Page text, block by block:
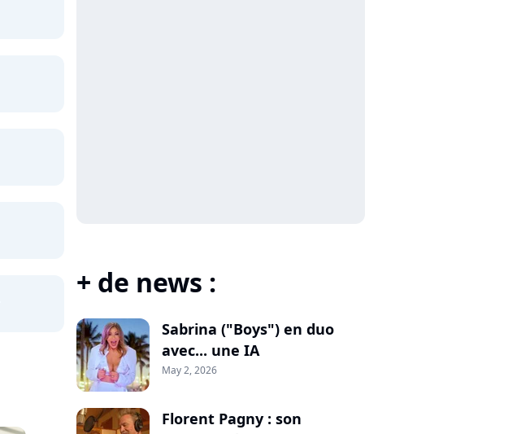
+ de news :
Sabrina ("Boys") en duo
avec... une IA
May 2, 2026
Florent Pagny : son